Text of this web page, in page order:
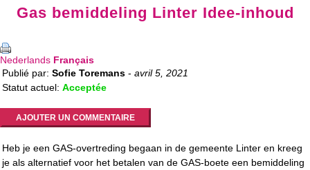
Gas bemiddeling Linter Idee-inhoud
Nederlands Français
Publié par: Sofie Toremans - avril 5, 2021
Statut actuel: Acceptée
AJOUTER UN COMMENTAIRE
Heb je een GAS-overtreding begaan in de gemeente Linter en kreeg
je als alternatief voor het betalen van de GAS-boete een bemiddeling